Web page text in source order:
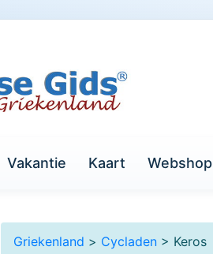
Vakantie Kaart Webshop
Griekenland > Cycladen > Keros